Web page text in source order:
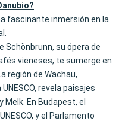
fascinante inmersión en la
Schönbrunn, su ópera de
vieneses, te sumerge en
región de Wachau,
revela paisajes
En Budapest, el
y el Parlamento